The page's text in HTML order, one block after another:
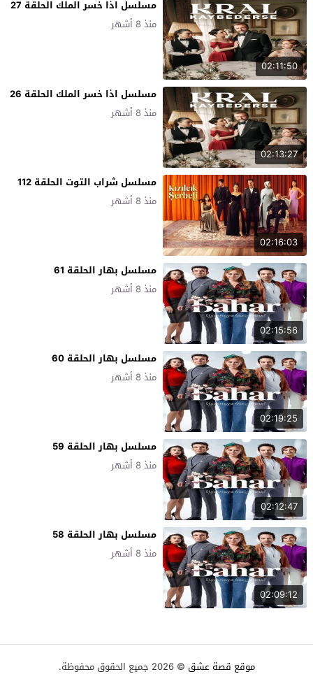
02:11:50
مسلسل اذا خسر الملك الحلقة 27
منذ 8 أشهر
02:13:27
مسلسل اذا خسر الملك الحلقة 26
منذ 8 أشهر
02:16:03
مسلسل شراب التوت الحلقة 112
منذ 8 أشهر
02:15:56
مسلسل بهار الحلقة 61
منذ 8 أشهر
02:19:25
مسلسل بهار الحلقة 60
منذ 8 أشهر
02:12:47
مسلسل بهار الحلقة 59
منذ 8 أشهر
02:09:12
مسلسل بهار الحلقة 58
منذ 8 أشهر
موقع قصة عشق © 2026 جميع الحقوق محفوظة.